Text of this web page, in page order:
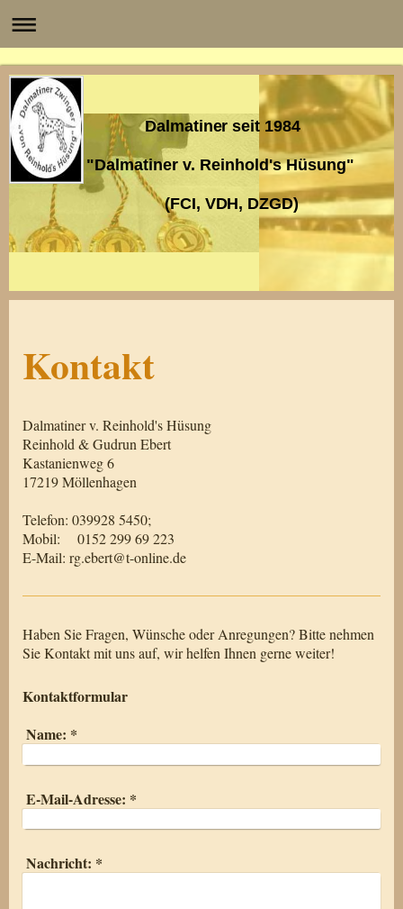
Dalmatiner seit 1984
"Dalmatiner v. Reinhold's Hüsung"
(FCI, VDH, DZGD)
Kontakt
Dalmatiner v. Reinhold's Hüsung
Reinhold & Gudrun Ebert
Kastanienweg 6
17219 Möllenhagen
Telefon: 039928 5450;
Mobil: 0152 299 69 223
E-Mail: rg.ebert@t-online.de
Haben Sie Fragen, Wünsche oder Anregungen? Bitte nehmen
Sie Kontakt mit uns auf, wir helfen Ihnen gerne weiter!
Kontaktformular
Name: *
E-Mail-Adresse: *
Nachricht: *